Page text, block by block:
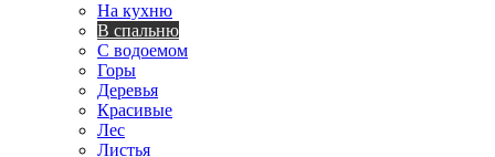
На кухню
В спальню
С водоемом
Горы
Деревья
Красивые
Лес
Листья